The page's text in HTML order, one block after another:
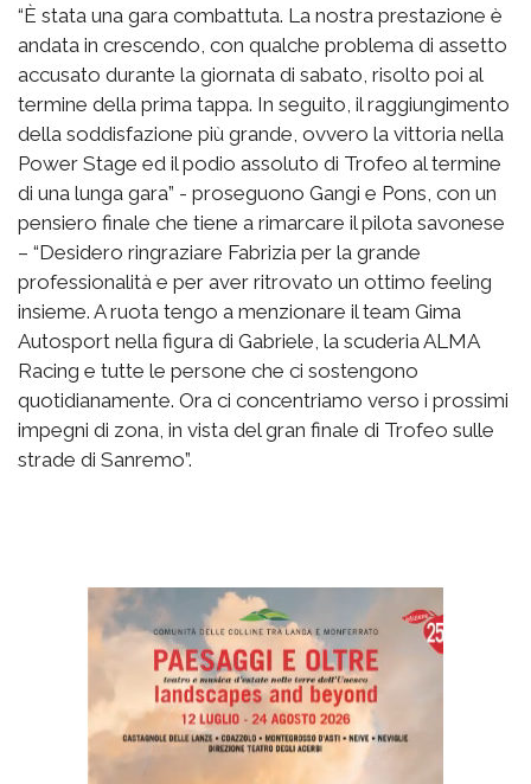
“È stata una gara combattuta. La nostra prestazione è
andata in crescendo, con qualche problema di assetto
accusato durante la giornata di sabato, risolto poi al
termine della prima tappa. In seguito, il raggiungimento
della soddisfazione più grande, ovvero la vittoria nella
Power Stage ed il podio assoluto di Trofeo al termine
di una lunga gara” - proseguono Gangi e Pons, con un
pensiero finale che tiene a rimarcare il pilota savonese
– “Desidero ringraziare Fabrizia per la grande
professionalità e per aver ritrovato un ottimo feeling
insieme. A ruota tengo a menzionare il team Gima
Autosport nella figura di Gabriele, la scuderia ALMA
Racing e tutte le persone che ci sostengono
quotidianamente. Ora ci concentriamo verso i prossimi
impegni di zona, in vista del gran finale di Trofeo sulle
strade di Sanremo”.